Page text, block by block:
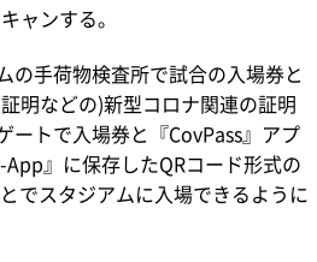
ャンする。
の手荷物検査所で試合の入場券と
明などの)新型コロナ関連の証明
ートで入場券と『CovPass』アプ
』に保存したQRコード形式の
でスタジアムに入場できるように